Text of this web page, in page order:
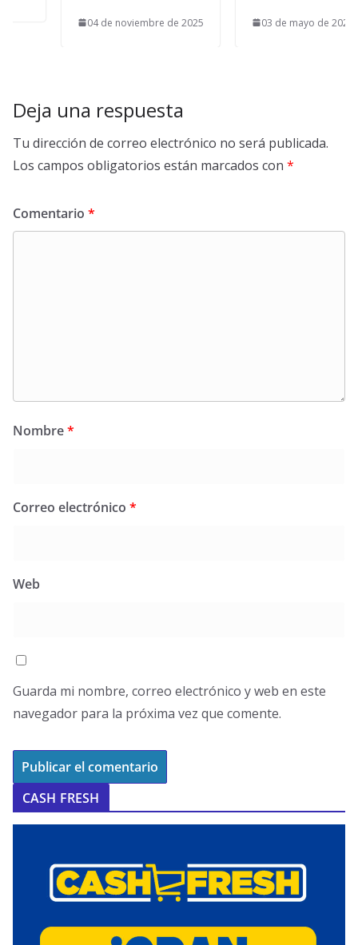
04 de noviembre de 2025 03 de mayo de 2025
Deja una respuesta
Tu dirección de correo electrónico no será publicada.
Los campos obligatorios están marcados con *
Comentario *
Nombre*
Correo electrónico *
Web
Guarda mi nombre, correo electrónico y web en este
navegador para la próxima vez que comente.
CASH FRESH